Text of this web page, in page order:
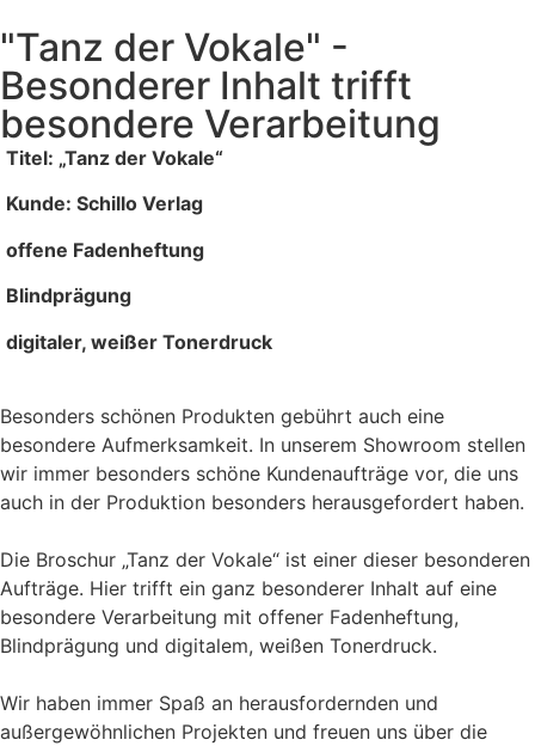
"Tanz der Vokale" -
Besonderer Inhalt trifft
besondere Verarbeitung
Titel: „Tanz der Vokale“
Kunde: Schillo Verlag
offene Fadenheftung
Blindprägung
digitaler, weißer Tonerdruck
Besonders schönen Produkten gebührt auch eine
besondere Aufmerksamkeit. In unserem Showroom stellen
wir immer besonders schöne Kundenaufträge vor, die uns
auch in der Produktion besonders herausgefordert haben.
Die Broschur „Tanz der Vokale“ ist einer dieser besonderen
Aufträge. Hier trifft ein ganz besonderer Inhalt auf eine
besondere Verarbeitung mit offener Fadenheftung,
Blindprägung und digitalem, weißen Tonerdruck.
Wir haben immer Spaß an herausfordernden und
außergewöhnlichen Projekten und freuen uns über die